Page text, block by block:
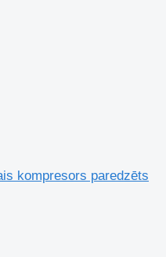
kompresors paredzēts